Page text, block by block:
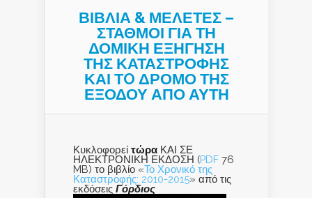
ΒΙΒΛΙΑ & ΜΕΛΕΤΕΣ –
ΣΤΑΘΜΟΙ ΓΙΑ ΤΗ
ΔΟΜΙΚΗ ΕΞΗΓΗΣΗ
ΤΗΣ ΚΑΤΑΣΤΡΟΦΗΣ
ΚΑΙ ΤO ΔΡΟΜΟ ΤΗΣ
ΕΞΟΔΟΥ ΑΠΟ ΑΥΤΗ
Κυκλοφορεί τώρα ΚΑΙ ΣΕ
ΗΛΕΚΤΡΟΝΙΚΗ ΕΚΔΟΣΗ (PDF 76
MB) το βιβλίο «Το Χρονικό της
Καταστροφής: 2010-2015» από τις
εκδόσεις Γόρδιος